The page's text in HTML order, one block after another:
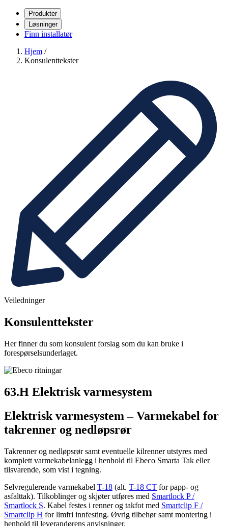
Produkter
Løsninger
Finn installatør
Hjem /
Konsulenttekster
Veiledninger
Konsulenttekster
Her finner du som konsulent forslag som du kan bruke i
forespørselsunderlaget.
63.H Elektrisk varmesystem
Elektrisk varmesystem – Varmekabel for
takrenner og nedløpsrør
Takrenner og nedløpsrør samt eventuelle kilrenner utstyres med
komplett varmekabelanlegg i henhold til Ebeco Smarta Tak eller
tilsvarende, som vist i tegning.
Selvregulerende varmekabel T-18 (alt. T-18 CT for papp- og
asfalttak). Tilkoblinger og skjøter utføres med Smartlock P /
Smartlock S. Kabel festes i renner og takfot med Smartclip F /
Smartclip H for limfri innfesting. Øvrig tilbehør samt montering i
henhold til leverandørens anvisninger.